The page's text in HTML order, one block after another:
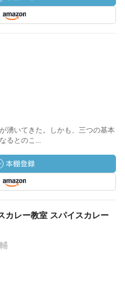
湧いてきた。しかも、三つの基本
るとのこ...
カレー教室 スパイスカレー